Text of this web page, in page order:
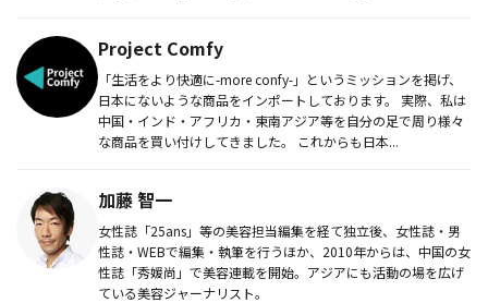
Project Comfy
「生活をより快適に-more confy-」というミッションを掲げ、
日本にないような商品をインポートしております。 実際、私は
中国・インド・アフリカ・東南アジア等を自分の足で周り様々
な商品を買い付けしてきました。 これからも日本...
加藤 智一
女性誌「25ans」等の美容担当編集を経て独立後、女性誌・男
性誌・WEBで編集・執筆を行うほか、2010年からは、中国の女
性誌「秀媛尚」で美容連載を開始。アジアにも活動の場を広げ
ている美容ジャーナリスト。